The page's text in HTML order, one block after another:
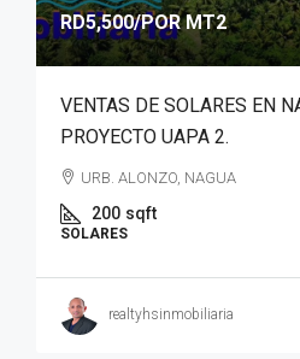
RD5,500/POR MT2
VENTAS DE SOLARES EN
PROYECTO UAPA 2.
URB. ALONZO, NAGUA
200 sqft
SOLARES
realtyhsinmobiliaria